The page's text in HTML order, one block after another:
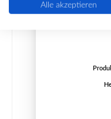
Kleining
Alle akzeptieren